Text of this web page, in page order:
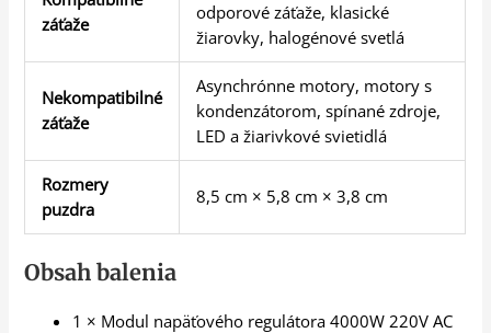
záťaže
odporové záťaže, klasické
žiarovky, halogénové svetlá
Nekompatibilné
záťaže
Asynchrónne motory, motory s
kondenzátorom, spínané zdroje,
LED a žiarivkové svietidlá
Rozmery
puzdra
8,5 cm × 5,8 cm × 3,8 cm
Obsah balenia
1 × Modul napäťového regulátora 4000W 220V AC